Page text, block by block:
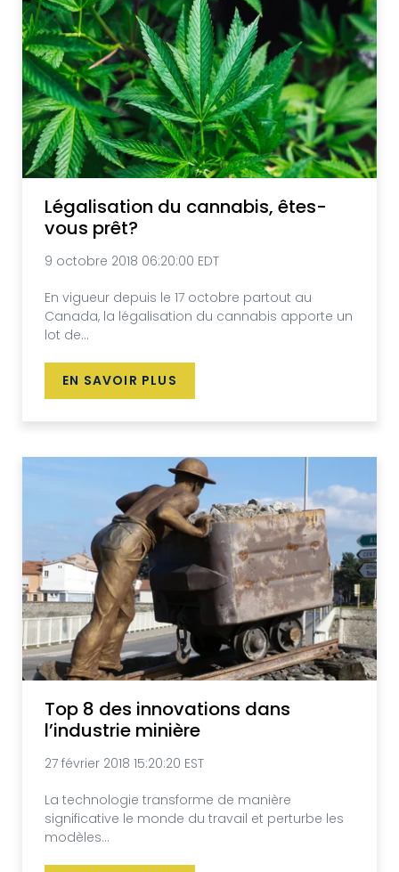
Légalisation du cannabis, êtes-
vous prêt?
9 octobre 2018 06:20:00 EDT
En vigueur depuis le 17 octobre partout au
Canada, la légalisation du cannabis apporte un
lot de...
EN SAVOIR PLUS
Top 8 des innovations dans
l’industrie minière
27 février 2018 15:20:20 EST
La technologie transforme de manière
significative le monde du travail et perturbe les
modèles...